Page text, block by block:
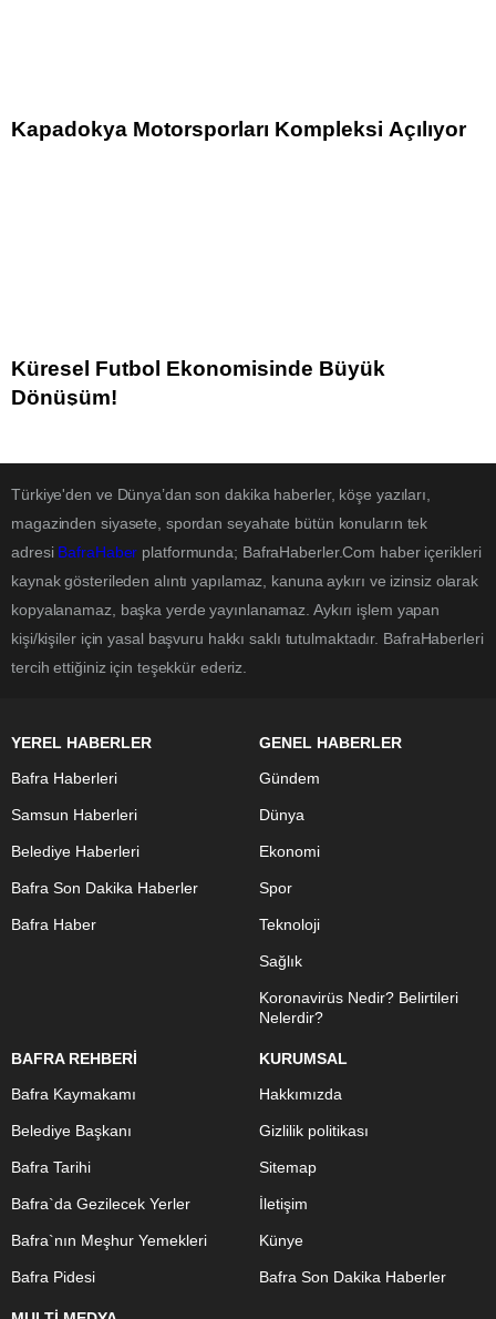
Kapadokya Motorsporları Kompleksi Açılıyor
Küresel Futbol Ekonomisinde Büyük
Dönüşüm!
Türkiye'den ve Dünya’dan son dakika haberler, köşe yazıları,
magazinden siyasete, spordan seyahate bütün konuların tek
adresi BafraHaber platformunda; BafraHaberler.Com haber içerikleri
kaynak gösterileden alıntı yapılamaz, kanuna aykırı ve izinsiz olarak
kopyalanamaz, başka yerde yayınlanamaz. Aykırı işlem yapan
kişi/kişiler için yasal başvuru hakkı saklı tutulmaktadır. BafraHaberleri
tercih ettiğiniz için teşekkür ederiz.
YEREL HABERLER
Bafra Haberleri
Samsun Haberleri
Belediye Haberleri
Bafra Son Dakika Haberler
Bafra Haber
GENEL HABERLER
Gündem
Dünya
Ekonomi
Spor
Teknoloji
Sağlık
Koronavirüs Nedir? Belirtileri
Nelerdir?
BAFRA REHBERİ
Bafra Kaymakamı
Belediye Başkanı
Bafra Tarihi
Bafra`da Gezilecek Yerler
Bafra`nın Meşhur Yemekleri
Bafra Pidesi
KURUMSAL
Hakkımızda
Gizlilik politikası
Sitemap
İletişim
Künye
Bafra Son Dakika Haberler